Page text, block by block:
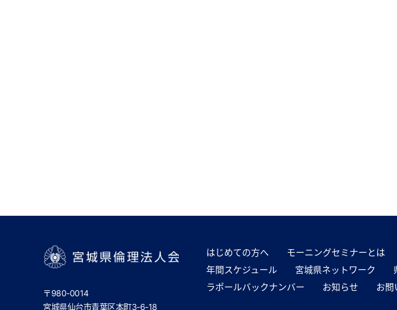
〒980-0014
宮城県仙台市青葉区本町3-6-18
はじめての方へ モーニングセミナーとは
年間スケジュール
宮城県ネットワーク
ラポールバックナンバー
お知らせ お問